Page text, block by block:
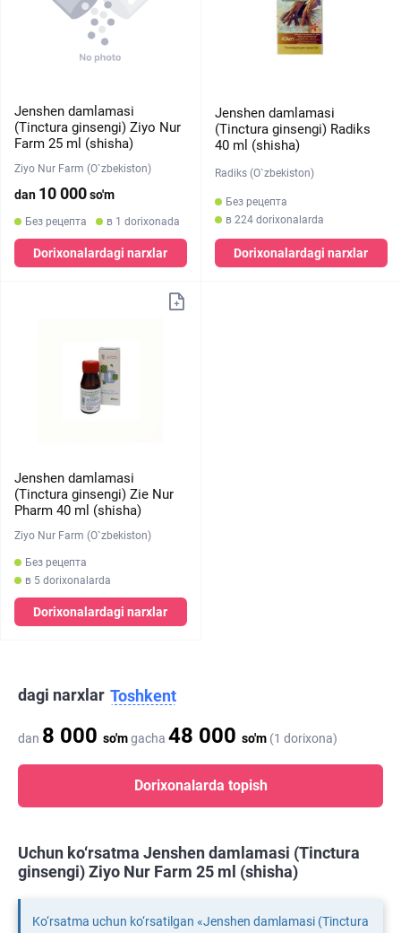
Jenshen damlamasi
(Tinctura ginsengi) Ziyo Nur
Farm 25 ml (shisha)
Ziyo Nur Farm (O`zbekiston)
dan 10 000so'm
Без рецепта в 1 dorixonada
Dorixonalardagi narxlar
Jenshen damlamasi
(Tinctura ginsengi) Radiks
40 ml (shisha)
Radiks (O`zbekiston)
Без рецепта
в 224 dorixonalarda
Dorixonalardagi narxlar
Jenshen damlamasi
(Tinctura ginsengi) Zie Nur
Pharm 40 ml (shisha)
Ziyo Nur Farm (O`zbekiston)
Без рецепта
в 5 dorixonalarda
Dorixonalardagi narxlar
dagi narxlar Toshkent
dan 8 000 so'mgacha 48 000 so'm (1 dorixona)
Dorixonalarda topish
Uchun ko‘rsatma Jenshen damlamasi (Tinctura
ginsengi) Ziyo Nur Farm 25 ml (shisha)
Ko‘rsatma uchun ko‘rsatilgan «Jenshen damlamasi (Tinctura